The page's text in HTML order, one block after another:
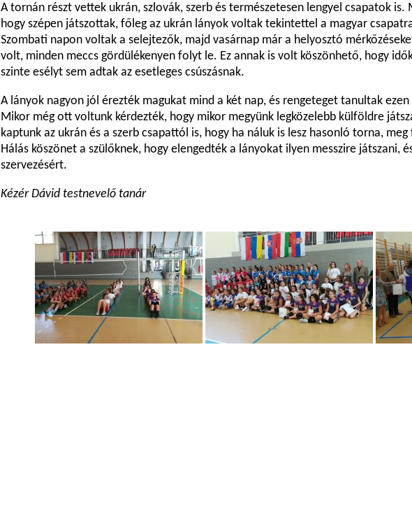
A tornán részt vettek ukrán, szlovák, szerb és természetesen lengyel csapatok
hogy szépen játszottak, főleg az ukrán lányok voltak tekintettel a magyar
Szombati napon voltak a selejtezők, majd vasárnap már a helyosztó
volt, minden meccs gördülékenyen folyt le. Ez annak is volt köszönhető, hogy
szinte esélyt sem adtak az esetleges csúszásnak.
A lányok nagyon jól érezték magukat mind a két nap, és rengeteget tanultak
Mikor még ott voltunk kérdezték, hogy mikor megyünk legközelebb külföldre
kaptunk az ukrán és a szerb csapattól is, hogy ha náluk is lesz hasonló torna,
Hálás köszönet a szülőknek, hogy elengedték a lányokat ilyen messzire játszani,
szervezésért.
Kézér Dávid testnevelő tanár